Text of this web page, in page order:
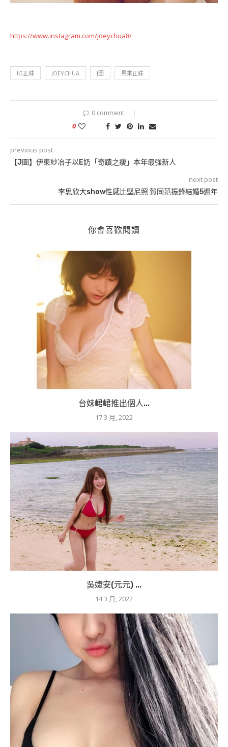
https://www.instagram.com/joeychua8/
IG正妹 JOEYCHUA J圖 馬來正妹
0 comment
0
previous post
【J圖】伊東紗冶子以E奶「奇蹟之瘦」本年最強新人
next post
李思欣大show性感比堅尼照 賀同范振鋒結婚5週年
你會喜歡閱讀
台妹峮峮推出個人...
17 3 月, 2022
吳婕安(元元) ...
14 3 月, 2022